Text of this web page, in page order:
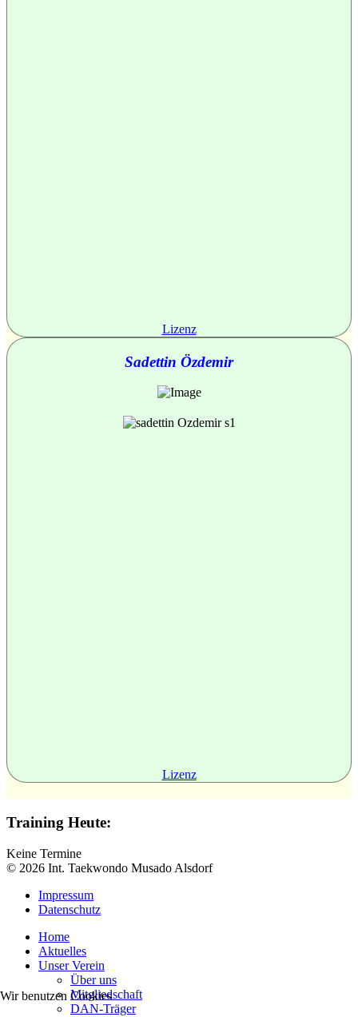
Lizenz
Sadettin Özdemir
Lizenz
Training Heute:
Keine Termine
© 2026 Int. Taekwondo Musado Alsdorf
Impressum
Datenschutz
Home
Aktuelles
Unser Verein
Über uns
Mitgliedschaft
DAN-Träger
Wir benutzen Cookies